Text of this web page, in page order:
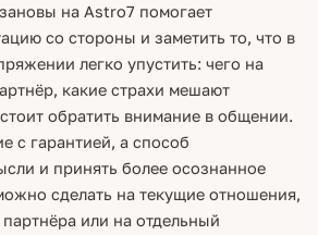
на Astro7 помогает
со стороны и заметить то, что в
легко упустить: чего на
какие страхи мешают
обратить внимание в общении.
с гарантией, а способ
и принять более осознанное
сделать на текущие отношения,
или на отдельный